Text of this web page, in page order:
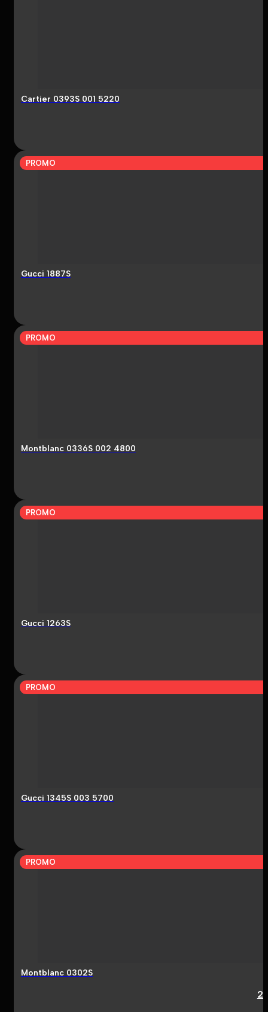
Cartier 0393S 001 5220
PROMO
Gucci 1887S
PROMO
Montblanc 0336S 002 4800
PROMO
Gucci 1263S
PROMO
Gucci 1345S 003 5700
PROMO
Montblanc 0302S